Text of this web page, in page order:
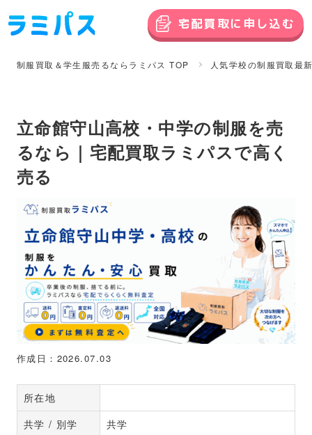
宅配買取に申し込む
制服買取＆学生服売るならラミパス TOP 人気学校の制服買取最
立命館守山高校・中学の制服を売
るなら｜宅配買取ラミパスで高く
売る
作成日：2026.07.03
所在地
共学 / 別学
共学